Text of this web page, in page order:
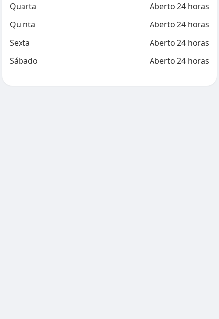
Quarta
Aberto 24 horas
Quinta
Aberto 24 horas
Sexta
Aberto 24 horas
Sábado
Aberto 24 horas